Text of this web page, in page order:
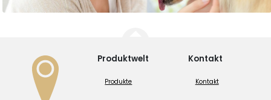
Produktwelt
Produkte
Kontakt
Kontakt